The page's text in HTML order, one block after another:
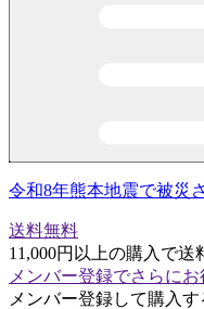
令和8年熊本地震で被災
送料無料
11,000円以上の購入で送
メンバー登録でさらにお
メンバー登録して購入